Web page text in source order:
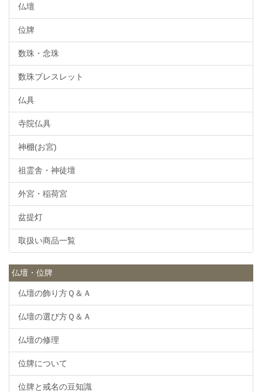
仏壇
位牌
数珠・念珠
数珠ブレスレット
仏具
寺院仏具
神棚(お宮)
祖霊舎・神徒壇
外宮・稲荷宮
盆提灯
取扱い商品一覧
仏壇・位牌
仏壇の飾り方Ｑ＆Ａ
仏壇の選び方Ｑ＆Ａ
仏壇の修理
位牌について
位牌と戒名の豆知識